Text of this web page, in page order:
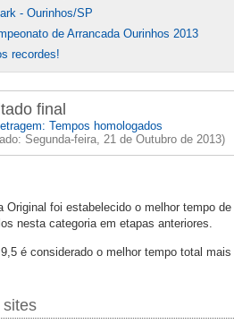
- Ourinhos/SP
de Arrancada Ourinhos 2013
recordes!
final
Tempos homologados
Segunda-feira, 21 de Outubro de 2013)
Original foi estabelecido o melhor tempo
nesta categoria em etapas anteriores.
é considerado o melhor tempo total
sites